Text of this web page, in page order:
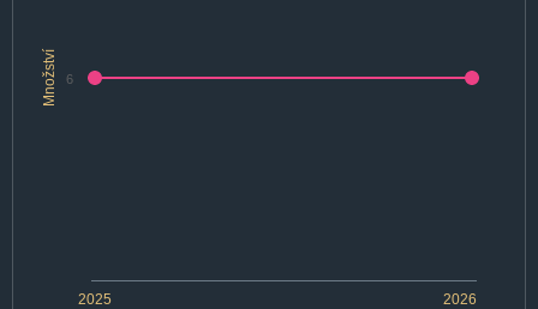
Množství
2025 2026
6